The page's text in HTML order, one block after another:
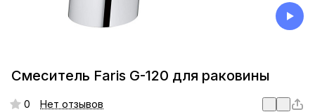
Смеситель Faris G-120 для раковины
0 Нет отзывов